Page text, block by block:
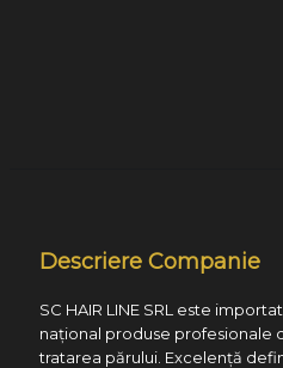
Descriere Companie
SC HAIR LINE SRL este
național produse profesionale
tratarea părului. Excelență